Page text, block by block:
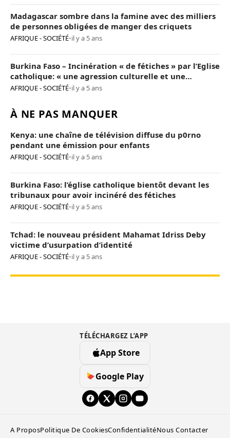
Madagascar sombre dans la famine avec des milliers
de personnes obligées de manger des criquets
AFRIQUE - SOCIÉTÉ•il y a 5 ans
Burkina Faso – Incinération « de fétiches » par l’Eglise
catholique: « une agression culturelle et une
provocation de trop »
AFRIQUE - SOCIÉTÉ•il y a 5 ans
À NE PAS MANQUER
Kenya: une chaîne de télévision diffuse du p0rno
pendant une émission pour enfants
AFRIQUE - SOCIÉTÉ•il y a 5 ans
Burkina Faso: l’église catholique bientôt devant les
tribunaux pour avoir incinéré des fétiches
AFRIQUE - SOCIÉTÉ•il y a 5 ans
Tchad: le nouveau président Mahamat Idriss Deby
victime d’usurpation d’identité
AFRIQUE - SOCIÉTÉ•il y a 5 ans
TÉLÉCHARGEZ L’APP
App Store
Google Play
A ProposPolitique De CookiesConfidentialitéNous Contacter